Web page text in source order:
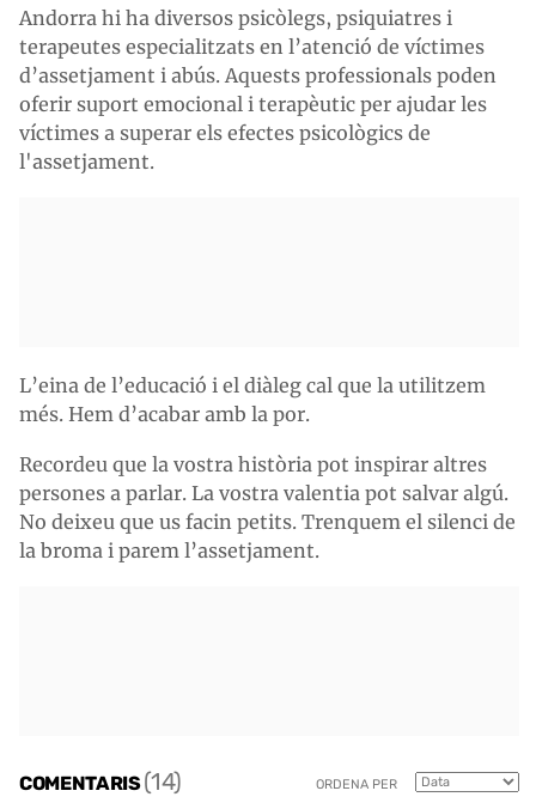
Andorra hi ha diversos psicòlegs, psiquiatres i
terapeutes especialitzats en l’atenció de víctimes
d’assetjament i abús. Aquests professionals poden
oferir suport emocional i terapèutic per ajudar les
víctimes a superar els efectes psicològics de
l'assetjament.
L’eina de l’educació i el diàleg cal que la utilitzem
més. Hem d’acabar amb la por.
Recordeu que la vostra història pot inspirar altres
persones a parlar. La vostra valentia pot salvar algú.
No deixeu que us facin petits. Trenquem el silenci de
la broma i parem l’assetjament.
COMENTARIS(14) ORDENA PER